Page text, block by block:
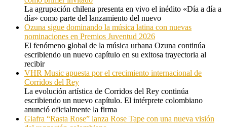
La agrupación chilena presenta en vivo el inédito «Día a día a
día» como parte del lanzamiento del nuevo
Ozuna sigue dominando la música latina con nuevas
nominaciones en Premios Juventud 2026
El fenómeno global de la música urbana Ozuna continúa
escribiendo un nuevo capítulo en su exitosa trayectoria al
recibir
VHR Music apuesta por el crecimiento internacional de
Corridos del Rey
La evolución artística de Corridos del Rey continúa
escribiendo un nuevo capítulo. El intérprete colombiano
anunció oficialmente la firma
Giafra “Rasta Rose” lanza Rose Tape con una nueva visión